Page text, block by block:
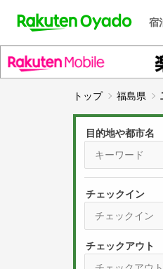
宿
トップ 福島県
目的地や都市名
チェックイン
r